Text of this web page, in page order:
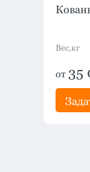
Вес,кг
от 35